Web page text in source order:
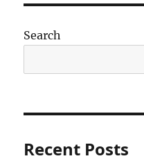
Search
Recent Posts